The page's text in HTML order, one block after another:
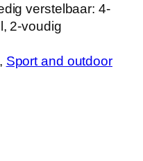
verstelbaar: 4-
2-voudig
, Sport and outdoor